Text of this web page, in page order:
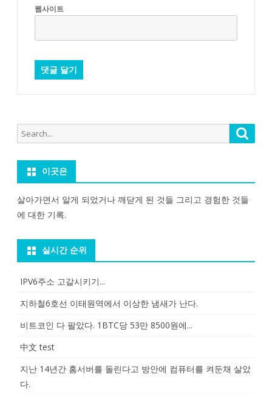
웹사이트
Search
for:
이곳은
살아가면서 알게 되었거나 깨닫게 된 것들 그리고 경험한 것들
에 대한 기록.
실시간 순위
IPV6주소 고갈시키기...
지하철6호선 이태원역에서 이상한 냄새가 난다.
비트코인 다 팔았다. 1BTC당 53만 8500원에...
中文 test
지난 14년간 홈서버를 돌린다고 방안에 컴퓨터를 켜둔채 살았
다.